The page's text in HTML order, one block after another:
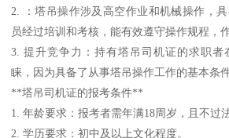
2. ：塔吊操作涉及高空作业和机械操作，
员经过培训和考核，能有效遵守操作规程，作
3. 提升竞争力：持有塔吊司机证的求职者
睐，因为具备了从事塔吊操作工作的基本条
**塔吊司机证的报考条件**
1. 年龄要求：报考者需年满18周岁，且不过
2. 学历要求：初中及以上文化程度。